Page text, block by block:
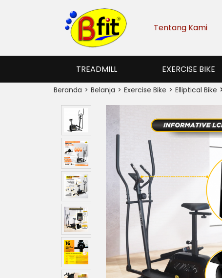
Tentang Kami
TREADMILL EXERCISE BIKE
Beranda Belanja Exercise Bike Elliptical Bike